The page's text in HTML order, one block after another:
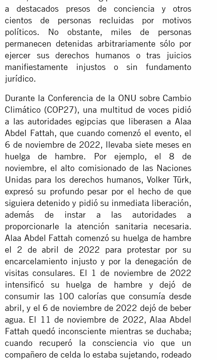
a destacados presos de conciencia y otros
cientos de personas recluidas por motivos
políticos. No obstante, miles de personas
permanecen detenidas arbitrariamente sólo por
ejercer sus derechos humanos o tras juicios
manifiestamente injustos o sin fundamento
jurídico.
Durante la Conferencia de la ONU sobre Cambio
Climático (COP27), una multitud de voces pidió
a las autoridades egipcias que liberasen a Alaa
Abdel Fattah, que cuando comenzó el evento, el
6 de noviembre de 2022, llevaba siete meses en
huelga de hambre. Por ejemplo, el 8 de
noviembre, el alto comisionado de las Naciones
Unidas para los derechos humanos, Volker Türk,
expresó su profundo pesar por el hecho de que
siguiera detenido y pidió su inmediata liberación,
además de instar a las autoridades a
proporcionarle la atención sanitaria necesaria.
Alaa Abdel Fattah comenzó su huelga de hambre
el 2 de abril de 2022 para protestar por su
encarcelamiento injusto y por la denegación de
visitas consulares. El 1 de noviembre de 2022
intensificó su huelga de hambre y dejó de
consumir las 100 calorías que consumía desde
abril, y el 6 de noviembre de 2022 dejó de beber
agua. El 11 de noviembre de 2022, Alaa Abdel
Fattah quedó inconsciente mientras se duchaba;
cuando recuperó la consciencia vio que un
compañero de celda lo estaba sujetando, rodeado